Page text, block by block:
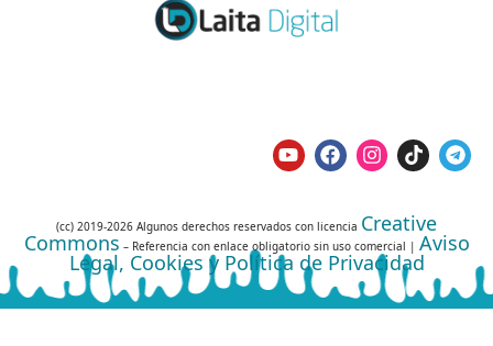
(cc) 2019-2026 Algunos derechos reservados con licencia Creative
Commons – Referencia con enlace obligatorio sin uso comercial | Aviso
Legal, Cookies y Política de Privacidad